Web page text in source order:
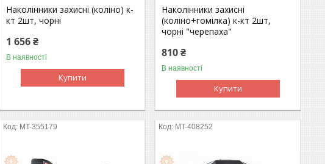
Наколінники захисні (коліно) к-
кт 2шт, чорні
1 656 ₴
В наявності
Купити
Наколінники захисні
(коліно+гомілка) к-кт 2шт,
чорні "черепаха"
810 ₴
В наявності
Купити
MT-355179 MT-408252